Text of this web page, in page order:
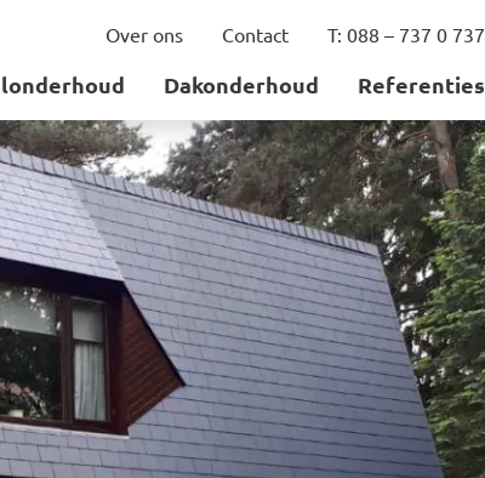
Dakonderhoud Referenties
Over ons Contact
T: 088 – 737 0 737